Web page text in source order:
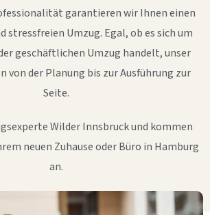
garantieren wir Ihnen einen
stressfreien Umzug. Egal, ob es sich um
geschäftlichen Umzug handelt, unser
von der Planung bis zur Ausführung zur
Seite.
Wilder Innsbruck und kommen
neuen Zuhause oder Büro in Hamburg
an.